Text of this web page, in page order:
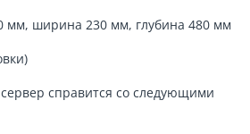
мм, ширина 230 мм, глубина 480 мм
справится со следующими